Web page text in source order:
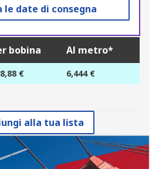
le date di consegna
bobina Al metro*
€ 6,444 €
alla tua lista